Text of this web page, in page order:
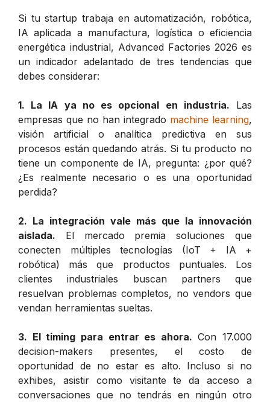
Si tu startup trabaja en automatización, robótica,
IA aplicada a manufactura, logística o eficiencia
energética industrial, Advanced Factories 2026 es
un indicador adelantado de tres tendencias que
debes considerar:
1. La IA ya no es opcional en industria. Las
empresas que no han integrado machine learning,
visión artificial o analítica predictiva en sus
procesos están quedando atrás. Si tu producto no
tiene un componente de IA, pregunta: ¿por qué?
¿Es realmente necesario o es una oportunidad
perdida?
2. La integración vale más que la innovación
aislada. El mercado premia soluciones que
conecten múltiples tecnologías (IoT + IA +
robótica) más que productos puntuales. Los
clientes industriales buscan partners que
resuelvan problemas completos, no vendors que
vendan herramientas sueltas.
3. El timing para entrar es ahora. Con 17.000
decision-makers presentes, el costo de
oportunidad de no estar es alto. Incluso si no
exhibes, asistir como visitante te da acceso a
conversaciones que no tendrás en ningún otro